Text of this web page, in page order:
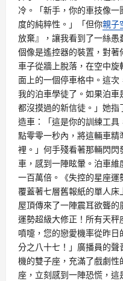
冷。「新手，你的車技像
度的純粹性。」「但你親子
放棄』，讓我看到了一絲
個像是遙控器的裝置，對
車子從牆上脫落，在空中
面上的一個停車格中。這
我的泊車學徒了。如果泊
都沒摸過的新信徒。」她
造車：「這是你的訓練工
點零零一秒內，將這輛車
裡。」何手殘看著那輛閃
車，感到一陣眩暈。泊車
一百萬倍。《失控的星座
覆蓋著七層舊報紙的單人
屋頂傳來了一陣震耳欲聾
運勢超級大修正！所有天
噴嚏，您的戀愛機率從昨
分之八十七！」廣播員的
機的雙子座，充滿了戲劇
座，立刻感到一陣恐慌，這